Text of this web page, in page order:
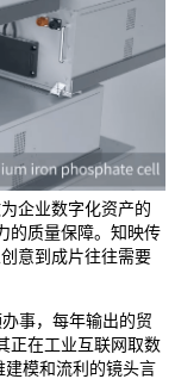
企业数字化资产的
的质量保障。知映传
意到成片往往需要
事，每年输出的贸
正在工业互联网取数
建模和流利的镜头言